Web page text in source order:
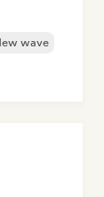
wave